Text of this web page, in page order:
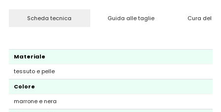
Scheda tecnica Guida alle taglie Cura del
Materiale
tessuto e pelle
Colore
marrone e nera